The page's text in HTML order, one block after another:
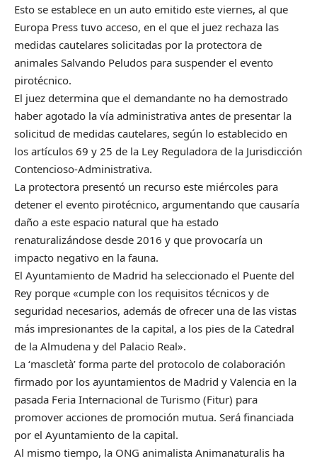
Esto se establece en un auto emitido este viernes, al que
Europa Press tuvo acceso, en el que el juez rechaza las
medidas cautelares solicitadas por la protectora de
animales Salvando Peludos para suspender el evento
pirotécnico.
El juez determina que el demandante no ha demostrado
haber agotado la vía administrativa antes de presentar la
solicitud de medidas cautelares, según lo establecido en
los artículos 69 y 25 de la Ley Reguladora de la Jurisdicción
Contencioso-Administrativa.
La protectora presentó un recurso este miércoles para
detener el evento pirotécnico, argumentando que causaría
daño a este espacio natural que ha estado
renaturalizándose desde 2016 y que provocaría un
impacto negativo en la fauna.
El Ayuntamiento de Madrid ha seleccionado el Puente del
Rey porque «cumple con los requisitos técnicos y de
seguridad necesarios, además de ofrecer una de las vistas
más impresionantes de la capital, a los pies de la Catedral
de la Almudena y del Palacio Real».
La ‘mascletà’ forma parte del protocolo de colaboración
firmado por los ayuntamientos de Madrid y Valencia en la
pasada Feria Internacional de Turismo (Fitur) para
promover acciones de promoción mutua. Será financiada
por el Ayuntamiento de la capital.
Al mismo tiempo, la ONG animalista Animanaturalis ha